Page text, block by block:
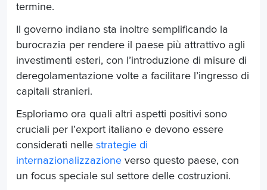
termine.
Il governo indiano sta inoltre semplificando la
burocrazia per rendere il paese più attrattivo agli
investimenti esteri, con l’introduzione di misure di
deregolamentazione volte a facilitare l’ingresso di
capitali stranieri.
Esploriamo ora quali altri aspetti positivi sono
cruciali per l’export italiano e devono essere
considerati nelle strategie di
internazionalizzazione verso questo paese, con
un focus speciale sul settore delle costruzioni.